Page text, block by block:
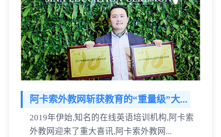
阿卡索外教网斩获教育的“重量级”大...
2019年伊始,知名的在线英语培训机构,阿卡索
外教网迎来了重大喜讯,阿卡索外教网...